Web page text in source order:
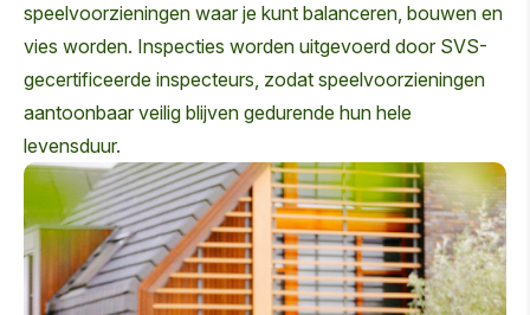
speelvoorzieningen waar je kunt balanceren, bouwen en
vies worden. Inspecties worden uitgevoerd door SVS-
gecertificeerde inspecteurs, zodat speelvoorzieningen
aantoonbaar veilig blijven gedurende hun hele
levensduur.